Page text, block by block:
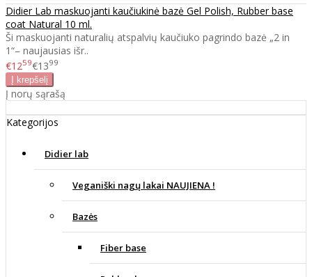
Didier Lab maskuojanti kaučiukinė bazė Gel Polish, Rubber base
coat Natural 10 ml.
Ši maskuojanti naturalių atspalvių kaučiuko pagrindo bazė „2 in
1“– naujausias išr..
€1259€1399
Į norų sąrašą
Kategorijos
Didier lab
Veganiški nagų lakai NAUJIENA !
Bazės
Fiber base